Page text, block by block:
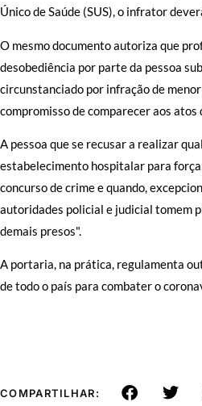
Único de Saúde (SUS), o infrator
O mesmo documento autoriza que
desobediência por parte da pessoa
circunstanciado por infração de
compromisso de comparecer aos
A pessoa que se recusar a realizar
estabelecimento hospitalar para
concurso de crime e quando,
autoridades policial e judicial tomem
demais presos".
A portaria, na prática, regulamenta
de todo o país para combater o
COMPARTILHAR: